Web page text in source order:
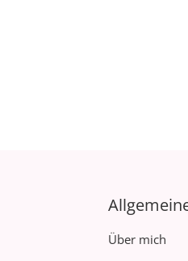
Über mich